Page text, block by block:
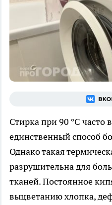
Стирка при 90 °C часто
единственный способ
Однако такая
разрушительна для
тканей. Постоянное
выцветанию хлопка,